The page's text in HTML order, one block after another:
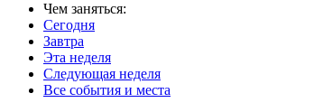
Чем заняться:
Сегодня
Завтра
Эта неделя
Следующая неделя
Все события и места